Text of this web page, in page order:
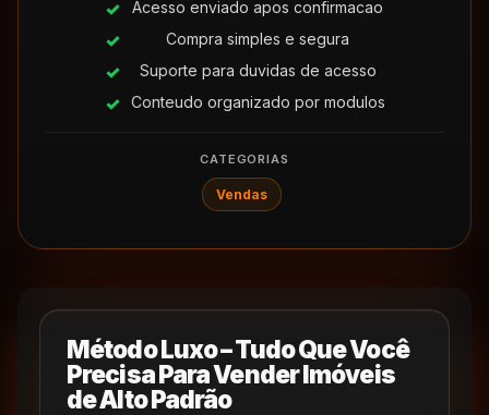
Método Luxo – Tudo Que Você
Precisa Para Vender Imóveis
de Alto Padrão
Acesso enviado apos confirmacao
Compra simples e segura
Suporte para duvidas de acesso
Conteudo organizado por modulos
CATEGORIAS
Vendas